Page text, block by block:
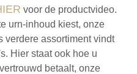
voor de productvideo.
urn-inhoud kiest, onze
verdere assortiment vindt
Hier staat ook hoe u
betaalt, onze